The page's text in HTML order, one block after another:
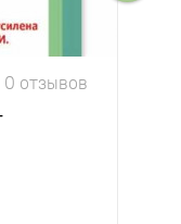
0 отзывов